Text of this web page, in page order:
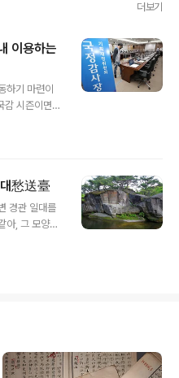
더보기
이용하는
하기 마련이
감 시즌이면,
원실을 찾아
다. 그래서
감의 순기능
한 횡포를 견
며, 그리고
愁送臺
경관 일대를
아, 그 모양은
를 활용한 것
을 향해 치
너도나도 찾
일이 잇달았으
중충해? 좀 밝